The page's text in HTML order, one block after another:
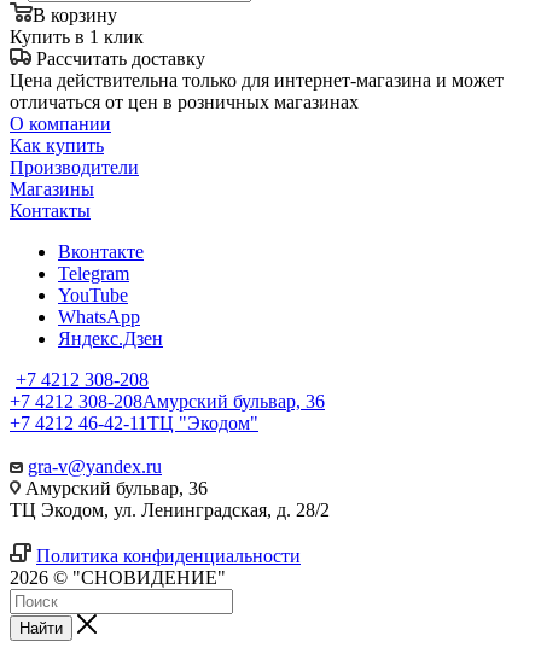
В корзину
Купить в 1 клик
Рассчитать доставку
Цена действительна только для интернет-магазина и может
отличаться от цен в розничных магазинах
О компании
Как купить
Производители
Магазины
Контакты
Вконтакте
Telegram
YouTube
WhatsApp
Яндекс.Дзен
+7 4212 308-208
+7 4212 308-208Амурский бульвар, 36
+7 4212 46-42-11ТЦ "Экодом"
gra-v@yandex.ru
Амурский бульвар, 36
ТЦ Экодом, ул. Ленинградская, д. 28/2
Политика конфиденциальности
2026 © "СНОВИДЕНИЕ"
Найти